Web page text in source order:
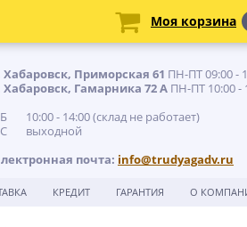
Хабаровск, Приморская 61 ПН-ПТ 09:00 -
Хабаровск, Гамарника 72 А ПН-ПТ 10:00 -
10:00 - 14:00 (склад не работает)
выходной
почта: info@trudyagadv.ru
КРЕДИТ ГАРАНТИЯ О
Моя корзина